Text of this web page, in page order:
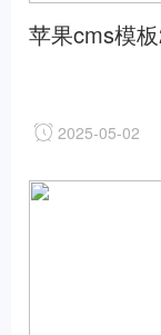
苹果cms模
2025-05-02